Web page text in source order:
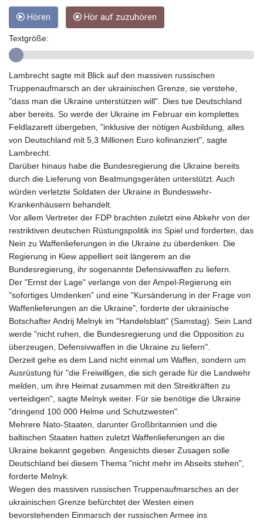
GYD 241.157003
HKD 9.066767
HNL 30.895616
HTG 150.718127
HUF 363.096405
IDR 20580.370421
ILS 3.468234
IMP 0.857252
INR 110.076256
IQD 1509.981237
1590322.371805
ISK 142.598215
JEP 0.857252
JOD 0.819746
JPY 182.445186
KES 149.158147
KGS 101.104505
KHR 4681.941823
KMF 492.514185
KRW 1627.677557
KWD 0.356853
KYD 0.960588
KZT 540.233287
LAK 26025.676609
LBP
103223.017367
LKR 386.635196
LRD 208.057415
LSL 18.726567
LTL 3.413768
LVL 0.699335
LYD 7.331909
MAD 10.743067
MGA 4918.938878
MKD 61.529235
MMK 2427.363841
Hören Hör auf zuzuhören
Textgröße:
Lambrecht sagte mit Blick auf den massiven russischen
Truppenaufmarsch an der ukrainischen Grenze, sie verstehe,
"dass man die Ukraine unterstützen will". Dies tue Deutschland
aber bereits. So werde der Ukraine im Februar ein komplettes
Feldlazarett übergeben, "inklusive der nötigen Ausbildung, alles
von Deutschland mit 5,3 Millionen Euro kofinanziert", sagte
Lambrecht.
Darüber hinaus habe die Bundesregierung die Ukraine bereits
durch die Lieferung von Beatmungsgeräten unterstützt. Auch
würden verletzte Soldaten der Ukraine in Bundeswehr-
Krankenhäusern behandelt.
Vor allem Vertreter der FDP brachten zuletzt eine Abkehr von der
restriktiven deutschen Rüstungspolitik ins Spiel und forderten, das
Nein zu Waffenlieferungen in die Ukraine zu überdenken. Die
Regierung in Kiew appelliert seit längerem an die
Bundesregierung, ihr sogenannte Defensivwaffen zu liefern.
Der "Ernst der Lage" verlange von der Ampel-Regierung ein
"sofortiges Umdenken" und eine "Kursänderung in der Frage von
Waffenlieferungen an die Ukraine", forderte der ukrainische
Botschafter Andrij Melnyk im "Handelsblatt" (Samstag). Sein Land
werde "nicht ruhen, die Bundesregierung und die Opposition zu
überzeugen, Defensivwaffen in die Ukraine zu liefern".
Derzeit gehe es dem Land nicht einmal um Waffen, sondern um
Ausrüstung für "die Freiwilligen, die sich gerade für die Landwehr
melden, um ihre Heimat zusammen mit den Streitkräften zu
verteidigen", sagte Melnyk weiter. Für sie benötige die Ukraine
"dringend 100.000 Helme und Schutzwesten".
Mehrere Nato-Staaten, darunter Großbritannien und die
baltischen Staaten hatten zuletzt Waffenlieferungen an die
Ukraine bekannt gegeben. Angesichts dieser Zusagen solle
Deutschland bei diesem Thema "nicht mehr im Abseits stehen",
forderte Melnyk.
Wegen des massiven russischen Truppenaufmarsches an der
ukrainischen Grenze befürchtet der Westen einen
bevorstehenden Einmarsch der russischen Armee ins